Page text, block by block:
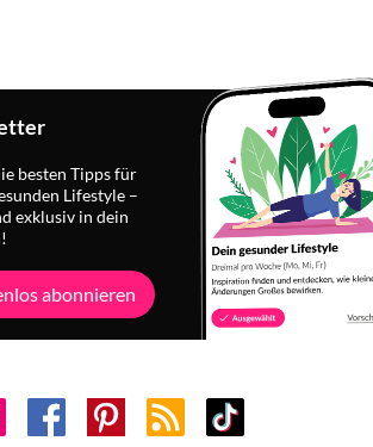
besten Tipps für
Lifestyle –
exklusiv in dein
abonnieren